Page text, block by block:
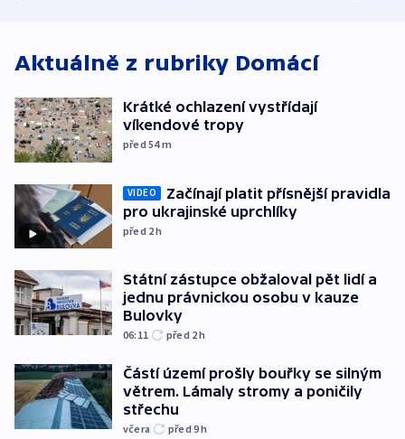
Aktuálně z rubriky Domácí
Krátké ochlazení vystřídají
víkendové tropy
před 54m
VIDEO
Začínají platit přísnější pravidla
pro ukrajinské uprchlíky
před 2h
Státní zástupce obžaloval pět lidí a
jednu právnickou osobu v kauze
Bulovky
06:11 před 2h
Částí území prošly bouřky se silným
větrem. Lámaly stromy a poničily
střechu
včera před 9h